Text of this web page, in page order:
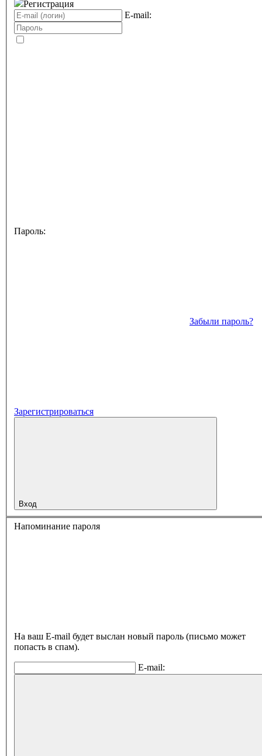
Регистрация
E-mail:
Пароль:
Забыли пароль?
Зарегистрироваться
Вход
Напоминание пароля
На ваш E-mail будет выслан новый пароль (письмо может
попасть в спам).
E-mail: